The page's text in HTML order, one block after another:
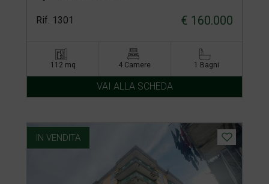
Rif. 1301 € 160.000
112 mq 4 Camere 1 Bagni
VAI ALLA SCHEDA
IN VENDITA